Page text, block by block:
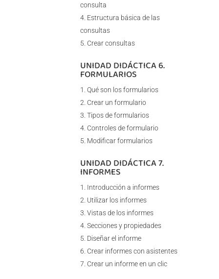
consulta
Estructura básica de las
consultas
Crear consultas
UNIDAD DIDÁCTICA 6.
FORMULARIOS
Qué son los formularios
Crear un formulario
Tipos de formularios
Controles de formulario
Modificar formularios
UNIDAD DIDÁCTICA 7.
INFORMES
Introducción a informes
Utilizar los informes
Vistas de los informes
Secciones y propiedades
Diseñar el informe
Crear informes con asistentes
Crear un informe en un clic